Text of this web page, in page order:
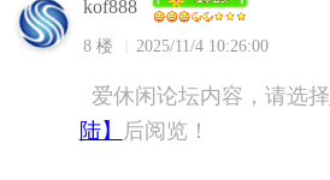
kof888
8 楼 2025/11/4 10:26:00
爱休闲论坛内容，请选择
陆】
后阅览！